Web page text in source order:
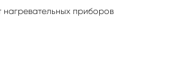
нагревательных приборов